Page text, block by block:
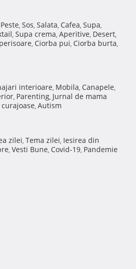
Peste, Sos, Salata, Cafea, Supa,
, Supa crema, Aperitive, Desert,
, Ciorba pui, Ciorba burta,
interioare, Mobila, Canapele,
, Parenting, Jurnal de mama
curajoase, Autism
zilei, Tema zilei, Iesirea din
, Vesti Bune, Covid-19, Pandemie